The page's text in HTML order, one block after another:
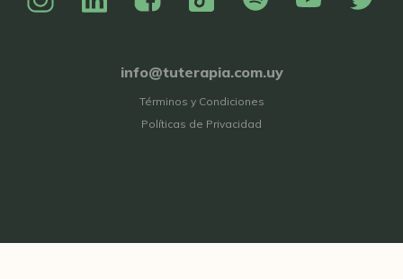
info@tuterapia.com.uy
Términos y Condiciones
Políticas de Privacidad